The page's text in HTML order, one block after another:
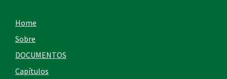
Home
Sobre
DOCUMENTOS
Capítulos